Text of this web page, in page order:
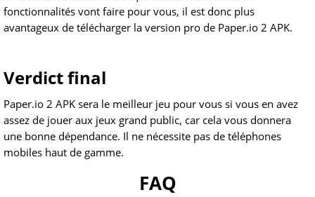
fonctionnalités vont faire pour vous, il est donc plus
avantageux de télécharger la version pro de Paper.io 2 APK.
Verdict final
Paper.io 2 APK sera le meilleur jeu pour vous si vous en avez
assez de jouer aux jeux grand public, car cela vous donnera
une bonne dépendance. Il ne nécessite pas de téléphones
mobiles haut de gamme.
FAQ